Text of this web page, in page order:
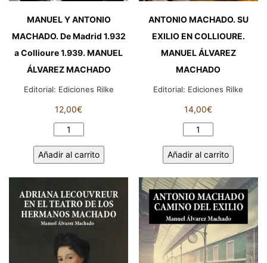
MANUEL Y ANTONIO
MACHADO. De Madrid 1.932
a Collioure 1.939. MANUEL
ÁLVAREZ MACHADO
Editorial: Ediciones Rilke
12,00€
MANUEL
ANTONIO
Madrid
1.932
a
Collioure
1.939.
Añadir al carrito
ANTONIO MACHADO. SU
EXILIO EN COLLIOURE.
MANUEL ÁLVAREZ
MACHADO
Editorial: Ediciones Rilke
14,00€
ANTONIO
SU
EN
COLLIOURE.
MANUEL
ÁLVAREZ
MACHADO
cantidad
Añadir al carrito